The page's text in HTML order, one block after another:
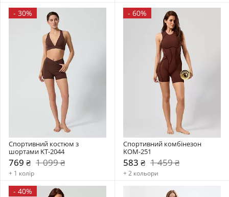
- 30%
Спортивний костюм з
шортами KT-2044
769 ₴ 1 099 ₴
+ 1 колір
- 60%
Спортивний комбінезон
KOM-251
583 ₴ 1 459 ₴
+ 2 кольори
- 40%